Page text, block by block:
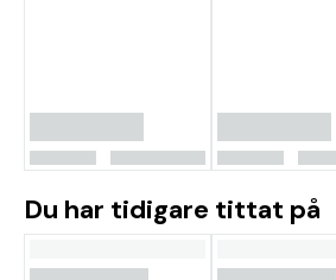
Du har tidigare tittat på